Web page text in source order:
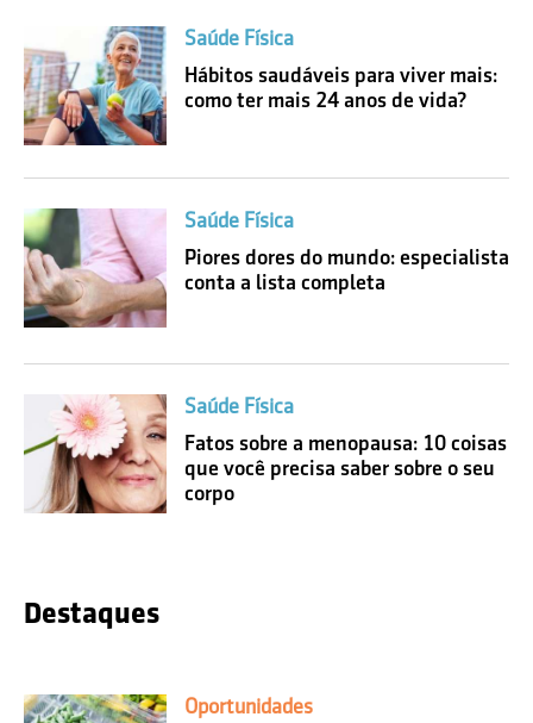
Saúde Física
Hábitos saudáveis para viver mais:
como ter mais 24 anos de vida?
Saúde Física
Piores dores do mundo: especialista
conta a lista completa
Saúde Física
Fatos sobre a menopausa: 10 coisas
que você precisa saber sobre o seu
corpo
Destaques
Oportunidades